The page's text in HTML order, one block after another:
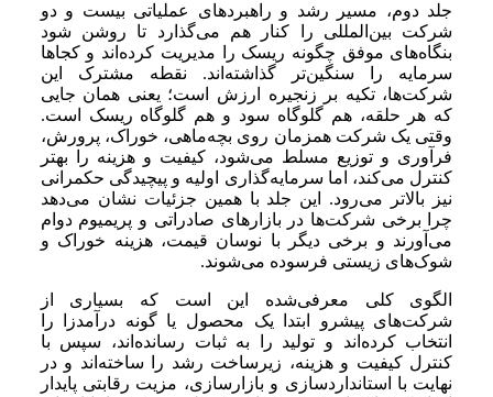
جلد دوم، مسیر رشد و راهبردهای عملیاتی بیست و دو
شرکت بین‌المللی را کنار هم می‌گذارد تا روشن شود
بنگاه‌های موفق چگونه ریسک را مدیریت کرده‌اند و کجاها
سرمایه را سنگین‌تر گذاشته‌اند. نقطه مشترک این
شرکت‌ها، تکیه بر زنجیره ارزش است؛ یعنی همان جایی
که هر حلقه، هم گلوگاه سود و هم گلوگاه ریسک است.
وقتی یک شرکت همزمان روی بچه‌ماهی، خوراک، پرورش،
فرآوری و توزیع مسلط می‌شود، کیفیت و هزینه را بهتر
کنترل می‌کند، اما سرمایه‌گذاری اولیه و پیچیدگی حکمرانی
نیز بالاتر می‌رود. این جلد با همین جزئیات نشان می‌دهد
چرا برخی شرکت‌ها در بازارهای صادراتی و پریمیوم دوام
می‌آورند و برخی دیگر با نوسان قیمت، هزینه خوراک و
شوک‌های زیستی فرسوده می‌شوند.
الگوی کلی معرفی‌شده این است که بسیاری از
شرکت‌های پیشرو ابتدا یک محصول یا گونه درآمدزا را
انتخاب کرده‌اند و تولید را به ثبات رسانده‌اند، سپس با
کنترل کیفیت و هزینه، زیرساخت رشد را ساخته‌اند و در
نهایت با استانداردسازی و بازارسازی، مزیت رقابتی پایدار